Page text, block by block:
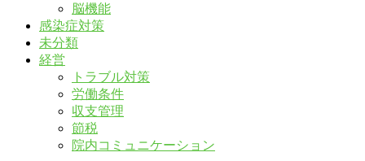
脳機能
感染症対策
未分類
経営
トラブル対策
労働条件
収支管理
節税
院内コミュニケーション